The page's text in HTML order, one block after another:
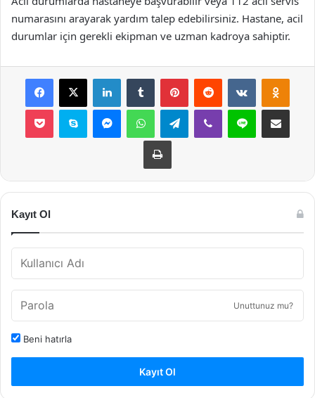
numarasını arayarak yardım talep edebilirsiniz. Hastane, acil
durumlar için gerekli ekipman ve uzman kadroya sahiptir.
Facebook
X LinkedInTumblr PinterestReddit VKontakte
Pocket Skype MessengerWhatsAppTelegramViber Line E-Posta ile
Yazdır
Kayıt Ol
Unuttunuz mu?
Beni hatırla
Kayıt Ol